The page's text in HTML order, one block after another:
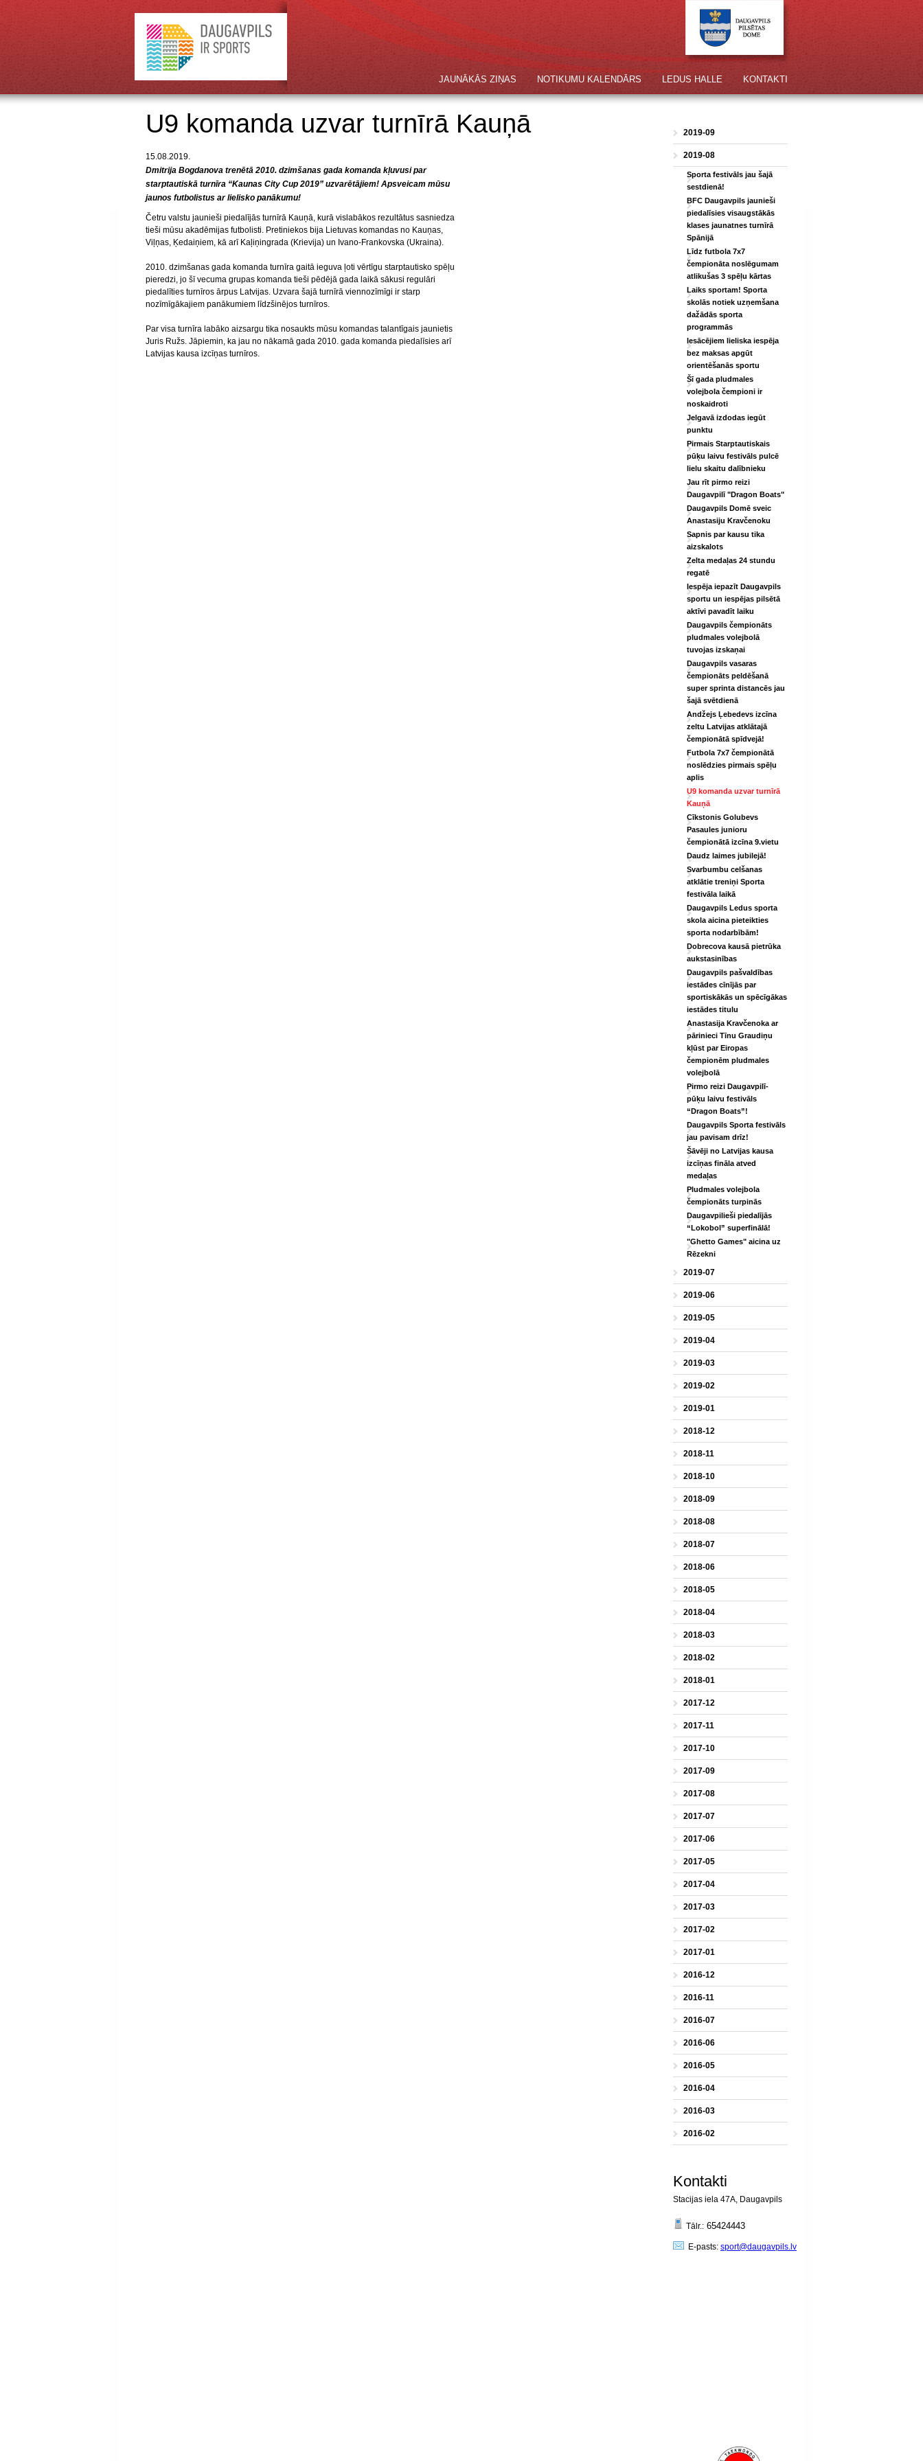
KONTAKTI
LEDUS HALLE
NOTIKUMU KALENDĀRS
JAUNĀKĀS ZIŅAS
2019-09
2019-08
Sporta festivāls jau šajā
sestdienā!
BFC Daugavpils jaunieši
piedalīsies visaugstākās
klases jaunatnes turnīrā
Spānijā
Līdz futbola 7x7
čempionāta noslēgumam
atlikušas 3 spēļu kārtas
Laiks sportam! Sporta
skolās notiek uzņemšana
dažādās sporta
programmās
Iesācējiem lieliska iespēja
bez maksas apgūt
orientēšanās sportu
Šī gada pludmales
volejbola čempioni ir
noskaidroti
Jelgavā izdodas iegūt
punktu
Pirmais Starptautiskais
pūķu laivu festivāls pulcē
lielu skaitu dalībnieku
Jau rīt pirmo reizi
Daugavpilī "Dragon Boats"
Daugavpils Domē sveic
Anastasiju Kravčenoku
Sapnis par kausu tika
aizskalots
Zelta medaļas 24 stundu
regatē
Iespēja iepazīt Daugavpils
sportu un iespējas pilsētā
aktīvi pavadīt laiku
Daugavpils čempionāts
pludmales volejbolā
tuvojas izskaņai
Daugavpils vasaras
čempionāts peldēšanā
super sprinta distancēs jau
šajā svētdienā
Andžejs Ļebedevs izcīna
zeltu Latvijas atklātajā
čempionātā spīdvejā!
Futbola 7x7 čempionātā
noslēdzies pirmais spēļu
aplis
U9 komanda uzvar turnīrā
Kauņā
Cīkstonis Golubevs
Pasaules junioru
čempionātā izcīna 9.vietu
Daudz laimes jubilejā!
Svarbumbu celšanas
atklātie treniņi Sporta
festivāla laikā
Daugavpils Ledus sporta
skola aicina pieteikties
sporta nodarbībām!
Dobrecova kausā pietrūka
aukstasinības
Daugavpils pašvaldības
iestādes cīnījās par
sportiskākās un spēcīgākas
iestādes titulu
Anastasija Kravčenoka ar
pārinieci Tīnu Graudiņu
kļūst par Eiropas
čempionēm pludmales
volejbolā
Pirmo reizi Daugavpilī-
pūķu laivu festivāls
“Dragon Boats”!
Daugavpils Sporta festivāls
jau pavisam drīz!
Šāvēji no Latvijas kausa
izcīņas fināla atved
medaļas
Pludmales volejbola
čempionāts turpinās
Daugavpilieši piedalījās
“Lokobol” superfinālā!
"Ghetto Games" aicina uz
Rēzekni
2019-07
2019-06
2019-05
2019-04
2019-03
2019-02
2019-01
2018-12
2018-11
2018-10
2018-09
2018-08
2018-07
2018-06
2018-05
2018-04
2018-03
2018-02
2018-01
2017-12
2017-11
2017-10
2017-09
2017-08
2017-07
2017-06
2017-05
2017-04
2017-03
2017-02
2017-01
2016-12
2016-11
2016-07
2016-06
2016-05
2016-04
2016-03
2016-02
Kontakti
Stacijas iela 47A, Daugavpils
Tālr.: 65424443
E-pasts: sport@daugavpils.lv
U9 komanda uzvar turnīrā Kauņā
15.08.2019.
Dmitrija Bogdanova trenētā 2010. dzimšanas gada komanda kļuvusi par
starptautiskā turnīra “Kaunas City Cup 2019” uzvarētājiem! Apsveicam mūsu
jaunos futbolistus ar lielisko panākumu!
Četru valstu jaunieši piedalījās turnīrā Kauņā, kurā vislabākos rezultātus sasniedza
tieši mūsu akadēmijas futbolisti. Pretiniekos bija Lietuvas komandas no Kauņas,
Viļņas, Ķedaiņiem, kā arī Kaļiņingrada (Krievija) un Ivano-Frankovska (Ukraina).
2010. dzimšanas gada komanda turnīra gaitā ieguva ļoti vērtīgu starptautisko spēļu
pieredzi, jo šī vecuma grupas komanda tieši pēdējā gada laikā sākusi regulāri
piedalīties turnīros ārpus Latvijas. Uzvara šajā turnīrā viennozīmīgi ir starp
nozīmīgākajiem panākumiem līdzšinējos turnīros.
Par visa turnīra labāko aizsargu tika nosaukts mūsu komandas talantīgais jaunietis
Juris Ružs. Jāpiemin, ka jau no nākamā gada 2010. gada komanda piedalīsies arī
Latvijas kausa izcīņas turnīros.